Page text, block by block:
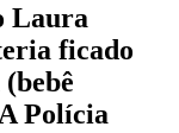
Laura
ficado
Polícia